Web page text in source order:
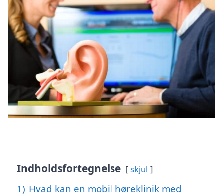
Indholdsfortegnelse skjul
1) Hvad kan en mobil høreklinik med